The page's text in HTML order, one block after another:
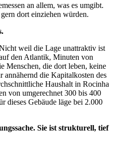
an allem, was es umgibt.
dort einziehen würden.
weil die Lage unattraktiv ist
den Atlantik, Minuten von
Menschen, die dort leben, keine
annähernd die Kapitalkosten des
Haushalt in Rocinha
von umgerechnet 300 bis 400
dieses Gebäude läge bei 2.000
Sie ist strukturell, tief